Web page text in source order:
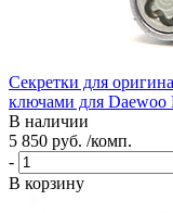
Секретки для
ключами для Daewoo
В наличии
5 850 руб. /комп.
-
В корзину